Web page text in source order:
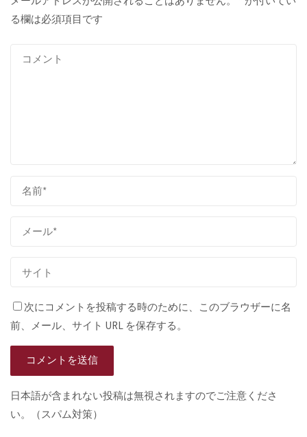
る欄は必須項目です
次にコメントを投稿する時のために、このブラウザーに名
前、メール、サイト URL を保存する。
日本語が含まれない投稿は無視されますのでご注意くださ
い。（スパム対策）